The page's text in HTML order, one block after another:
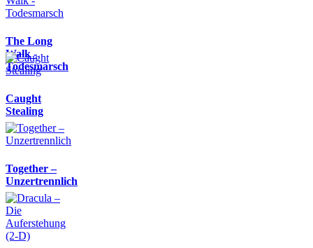
The Long
Walk -
Todesmarsch
Caught
Stealing
Together –
Unzertrennlich